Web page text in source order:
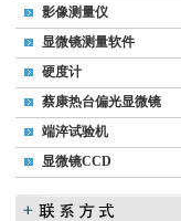
影像测量仪
显微镜测量软件
硬度计
蔡康热台偏光显微镜
端淬试验机
显微镜CCD